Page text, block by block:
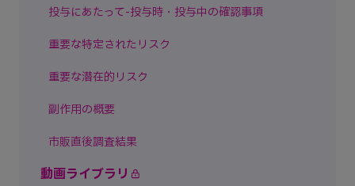
投与にあたって-投与時・投与中の確認事項
重要な特定されたリスク
重要な潜在的リスク
副作用の概要
市販直後調査結果
動画ライブラリ